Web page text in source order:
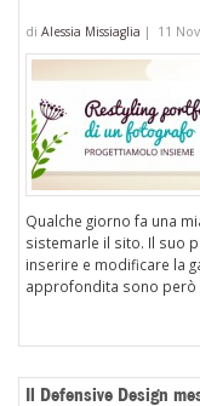
di Alessia Missiaglia | 11
Qualche giorno fa una
sistemarle il sito. Il suo
inserire e modificare la
approfondita sono però
Il Defensive Design